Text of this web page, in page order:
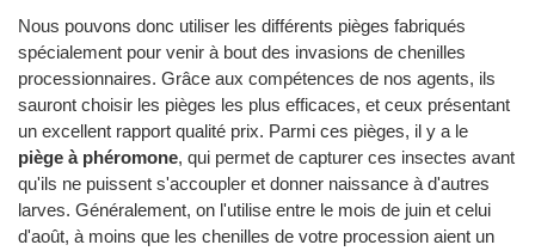
Nous pouvons donc utiliser les différents pièges fabriqués
spécialement pour venir à bout des invasions de chenilles
processionnaires. Grâce aux compétences de nos agents, ils
sauront choisir les pièges les plus efficaces, et ceux présentant
un excellent rapport qualité prix. Parmi ces pièges, il y a le
piège à phéromone, qui permet de capturer ces insectes avant
qu'ils ne puissent s'accoupler et donner naissance à d'autres
larves. Généralement, on l'utilise entre le mois de juin et celui
d'août, à moins que les chenilles de votre procession aient un